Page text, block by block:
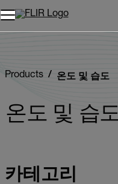
Products 온도 및 습도
온도 및 습도
카테고리